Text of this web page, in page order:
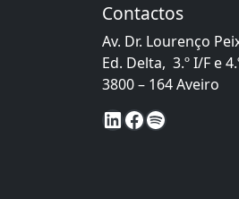
Contactos
Av. Dr. Lourenço
Ed. Delta, 3.º I/F e
3800 – 164 Aveiro
LinkedIn
Facebook
Spotify